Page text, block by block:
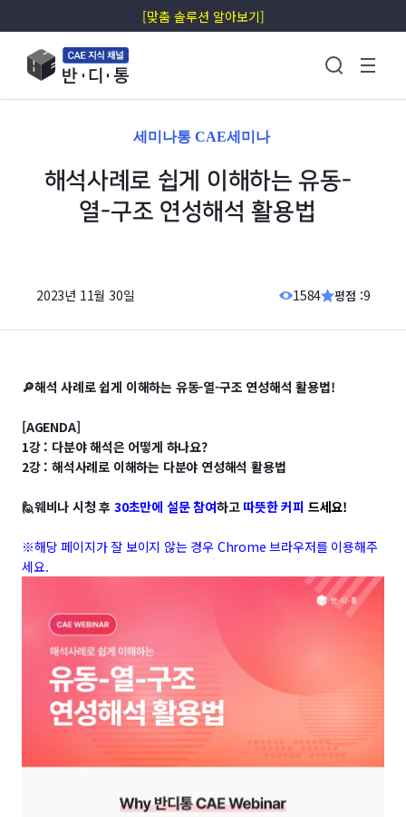
[맞춤 솔루션 알아보기]
해석사례로 쉽게 이해하는 유동-
열-구조 연성해석 활용법
2023년 11월 30일 1584 평점 :9
세미나통 CAE세미나
🔎해석 사례로 쉽게 이해하는 유동-열-구조 연성해석 활용법!
[AGENDA]
1강 : 다분야 해석은 어떻게 하나요?
2강 : 해석사례로 이해하는 다분야 연성해석 활용법
🙋웨비나 시청 후30초만에 설문 참여하고 따뜻한 커피 드세요!
※해당 페이지가 잘 보이지 않는 경우 Chrome 브라우저를 이용해주
세요.